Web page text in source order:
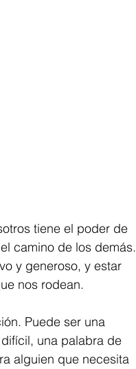
tiene el poder de
camino de los demás.
y generoso, y estar
nos rodean.
Puede ser una
una palabra de
alguien que necesita